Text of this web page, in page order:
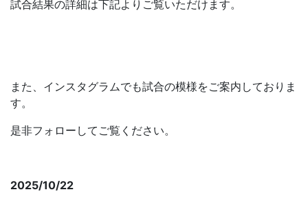
試合結果の詳細は下記よりご覧いただけます。
また、インスタグラムでも試合の模様をご案内しておりま
す。
是非フォローしてご覧ください。
2025/10/22